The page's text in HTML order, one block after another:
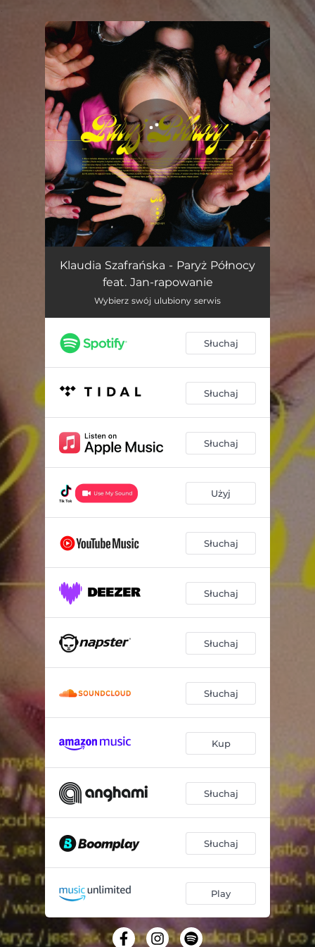
You're all set!
Klaudia Szafrańska - Paryż Północy
feat. Jan-rapowanie
Wybierz swój ulubiony serwis
Słuchaj
Słuchaj
Słuchaj
Użyj
Słuchaj
Słuchaj
Słuchaj
Słuchaj
Kup
Słuchaj
Słuchaj
Play